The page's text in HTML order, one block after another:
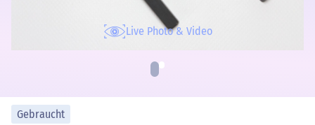
Live Photo & Video
Gebraucht